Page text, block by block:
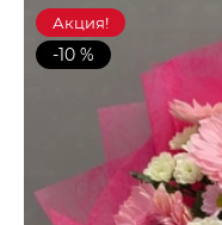
Акция!
-10 %